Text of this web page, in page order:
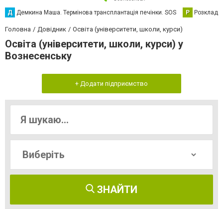
Д Демкина Маша. Термінова трансплантація печінки. SOS Р Розклад
Головна Довідник Освіта (університети, школи, курси)
Освіта (університети, школи, курси) у
Вознесенську
+ Додати підприємство
ЗНАЙТИ